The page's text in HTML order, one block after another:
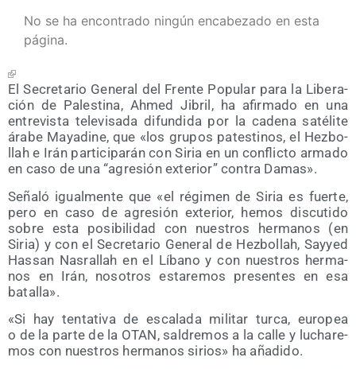
No se ha encontrado ningún encabezado en esta
página.
El Secre­ta­rio Gene­ral del Fren­te Popu­lar para la Libe­ra­
ción de Pales­ti­na, Ahmed Jibril, ha afir­ma­do en una
entre­vis­ta tele­vi­sa­da difun­di­da por la cade­na saté­li­te
ára­be Maya­di­ne, que «los gru­pos pates­ti­nos, el Hez­bo­
llah e Irán par­ti­ci­pa­rán con Siria en un con­flic­to arma­do
en caso de una “agre­sión exte­rior” con­tra Damas».
Seña­ló igual­men­te que «el régi­men de Siria es fuer­te,
pero en caso de agre­sión exte­rior, hemos dis­cu­ti­do
sobre esta posi­bi­li­dad con nues­tros her­ma­nos (en
Siria) y con el Secre­ta­rio Gene­ral de Hez­bo­llah, Say­yed
Has­san Nas­ra­llah en el Líbano y con nues­tros her­ma­
nos en Irán, noso­tros esta­re­mos pre­sen­tes en esa
batalla».
«Si hay ten­ta­ti­va de esca­la­da mili­tar tur­ca, euro­pea
o de la par­te de la OTAN, sal­dre­mos a la calle y lucha­re­
mos con nues­tros her­ma­nos sirios» ha añadido.